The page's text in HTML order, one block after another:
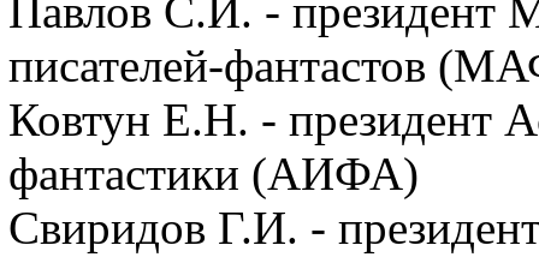
Павлов С.И. - президент
писателей-фантастов
Ковтун Е.Н. - президент
фантастики (АИФА)
Свиридов Г.И. -